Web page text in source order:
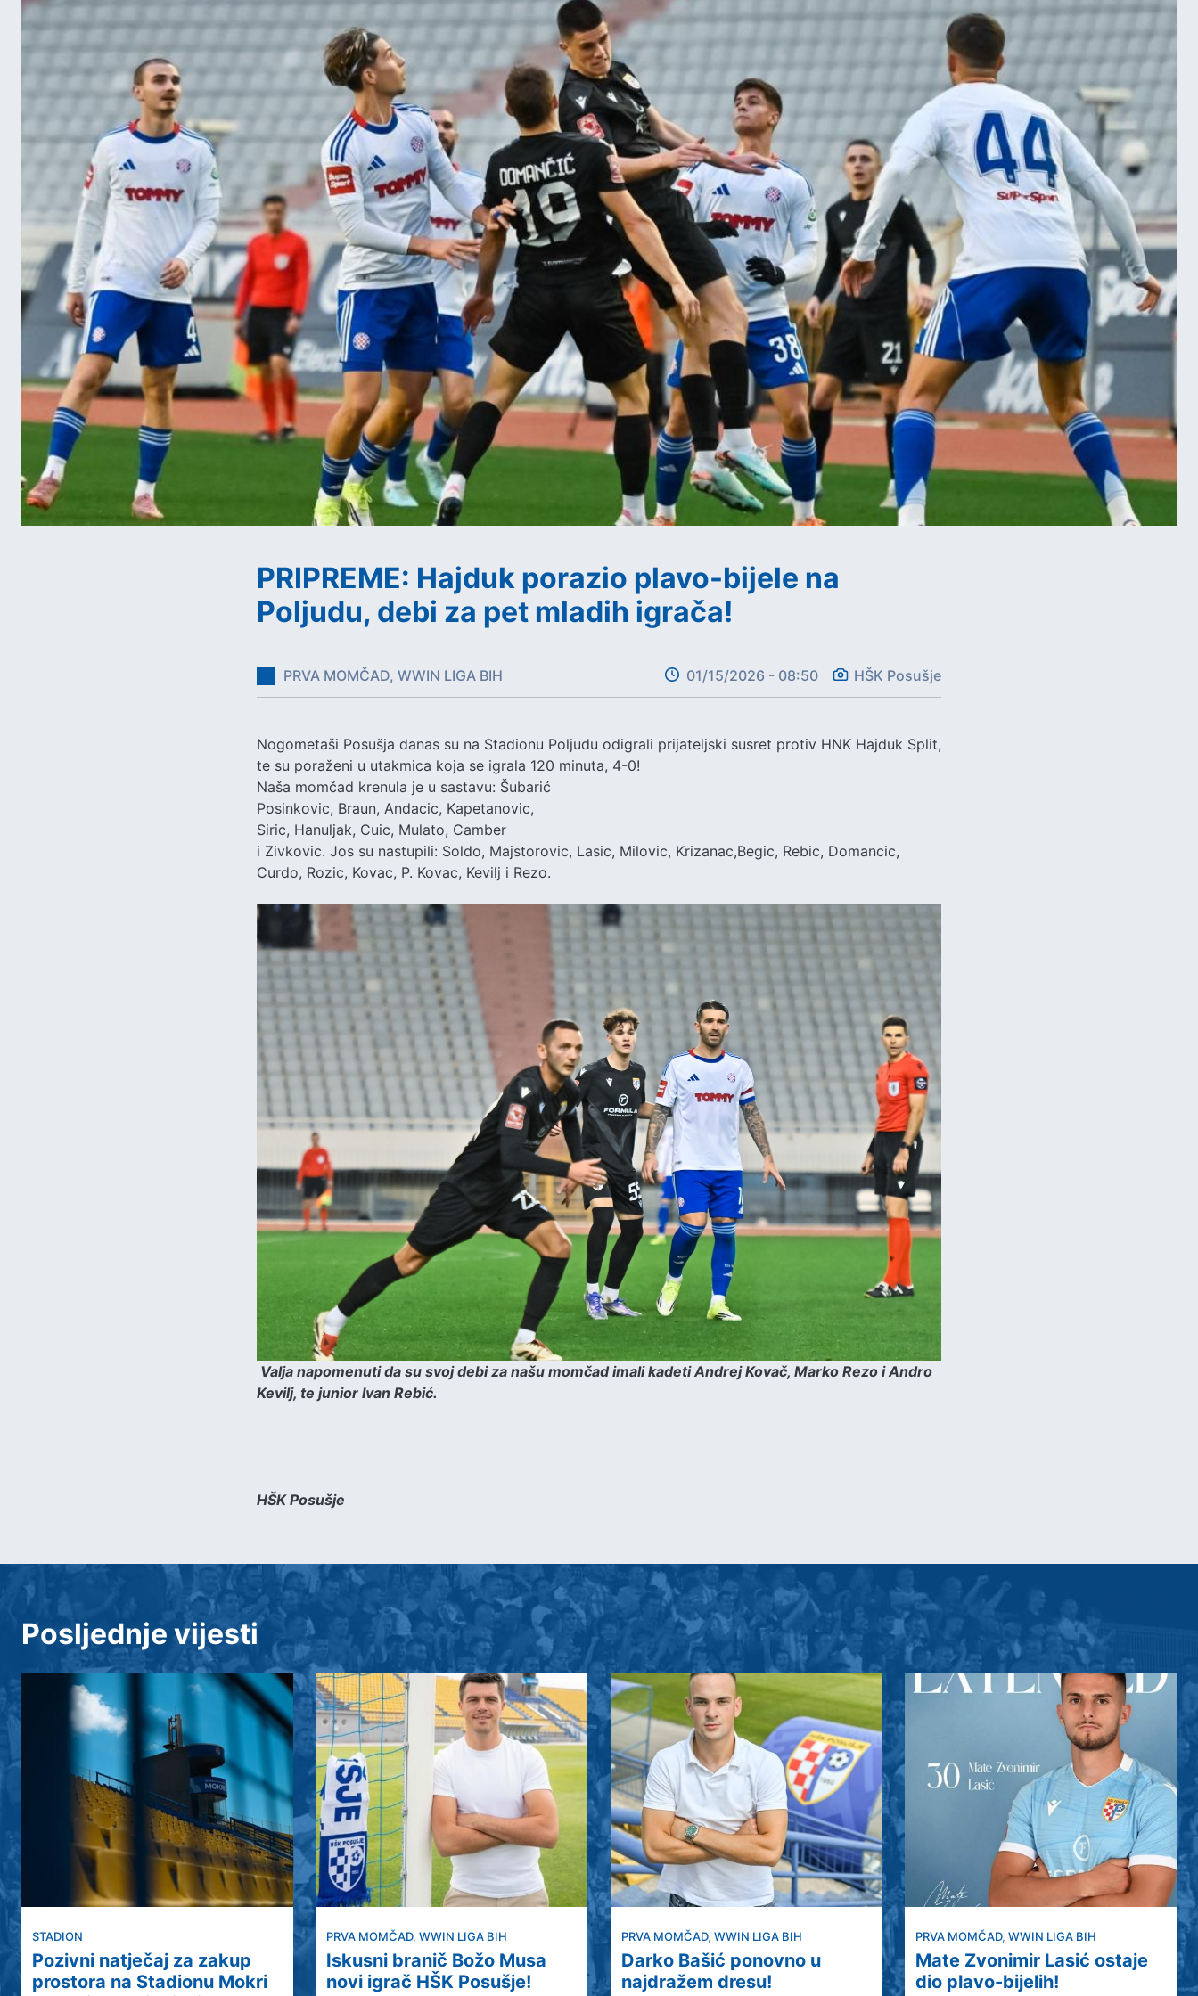
PRIPREME: Hajduk porazio plavo-bijele na
Poljudu, debi za pet mladih igrača!
PRVA MOMČAD, WWIN LIGA BIH 01/15/2026 - 08:50 HŠK Posušje
Nogometaši Posušja danas su na Stadionu Poljudu odigrali prijateljski susret protiv HNK Hajduk Split,
te su poraženi u utakmica koja se igrala 120 minuta, 4-0!
Naša momčad krenula je u sastavu: Šubarić
Posinkovic, Braun, Andacic, Kapetanovic,
Siric, Hanuljak, Cuic, Mulato, Camber
i Zivkovic. Jos su nastupili: Soldo, Majstorovic, Lasic, Milovic, Krizanac,Begic, Rebic, Domancic,
Curdo, Rozic, Kovac, P. Kovac, Kevilj i Rezo.
Valja napomenuti da su svoj debi za našu momčad imali kadeti Andrej Kovač, Marko Rezo i Andro
Kevilj, te junior Ivan Rebić.
HŠK Posušje
Posljednje vijesti
STADION
Pozivni natječaj za zakup
prostora na Stadionu Mokri
PRVA MOMČAD,WWIN LIGA BIH
Iskusni branič Božo Musa
novi igrač HŠK Posušje!
PRVA MOMČAD, WWIN LIGA BIH
Darko Bašić ponovno u
najdražem dresu!
PRVA MOMČAD,WWIN LIGA BIH
Mate Zvonimir Lasić ostaje
dio plavo-bijelih!